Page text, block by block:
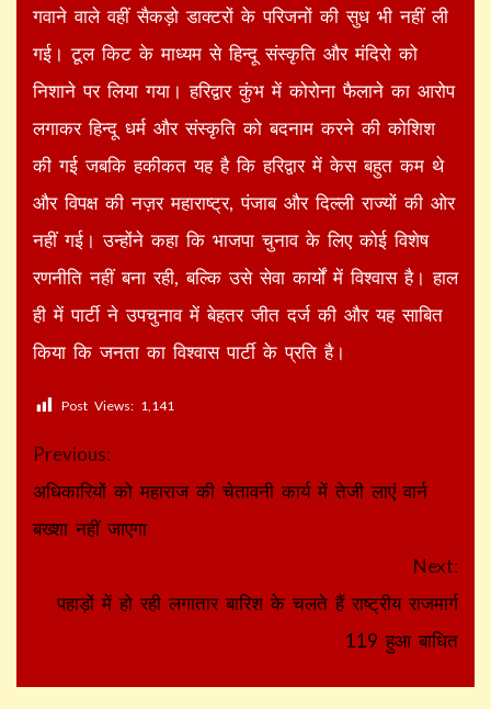
गवाने वाले वहीं सैकड़ो डाक्टरों के परिजनों की सुध भी नहीं ली
गई। टूल किट के माध्यम से हिन्दू संस्कृति और मंदिरो को
निशाने पर लिया गया। हरिद्वार कुंभ में कोरोना फैलाने का आरोप
लगाकर हिन्दू धर्म और संस्कृति को बदनाम करने की कोशिश
की गई जबकि हकीकत यह है कि हरिद्वार में केस बहुत कम थे
और विपक्ष की नज़र महाराष्ट्र, पंजाब और दिल्ली राज्यों की ओर
नहीं गई। उन्होंने कहा कि भाजपा चुनाव के लिए कोई विशेष
रणनीति नहीं बना रही, बल्कि उसे सेवा कार्यों में विश्वास है। हाल
ही में पार्टी ने उपचुनाव में बेहतर जीत दर्ज की और यह साबित
किया कि जनता का विश्वास पार्टी के प्रति है।
Post Views: 1,141
Continue
Reading
Previous:
अधिकारियों को महाराज की चेतावनी कार्य में तेजी लाएं वार्न
बख्शा नहीं जाएगा
Next:
पहाड़ों में हो रही लगातार बारिश के चलते हैं राष्ट्रीय राजमार्ग
119 हुआ बाधित